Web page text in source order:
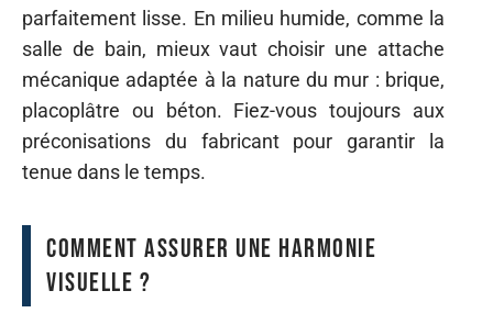
parfaitement lisse. En milieu humide, comme la
salle de bain, mieux vaut choisir une attache
mécanique adaptée à la nature du mur : brique,
placoplâtre ou béton. Fiez-vous toujours aux
préconisations du fabricant pour garantir la
tenue dans le temps.
Comment assurer une harmonie
visuelle ?